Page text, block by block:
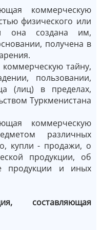
коммерческую
физического или
она создана им,
получена в
тайну,
пользовании,
(лиц) в пределах,
Туркменистана
коммерческую
различных
купли - продажи, о
продукции, об
продукции и иных
составляющая